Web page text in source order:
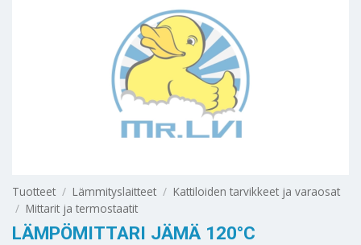
Tuotteet / Lämmityslaitteet / Kattiloiden tarvikkeet ja varaosat
/ Mittarit ja termostaatit
LÄMPÖMITTARI JÄMÄ 120°C